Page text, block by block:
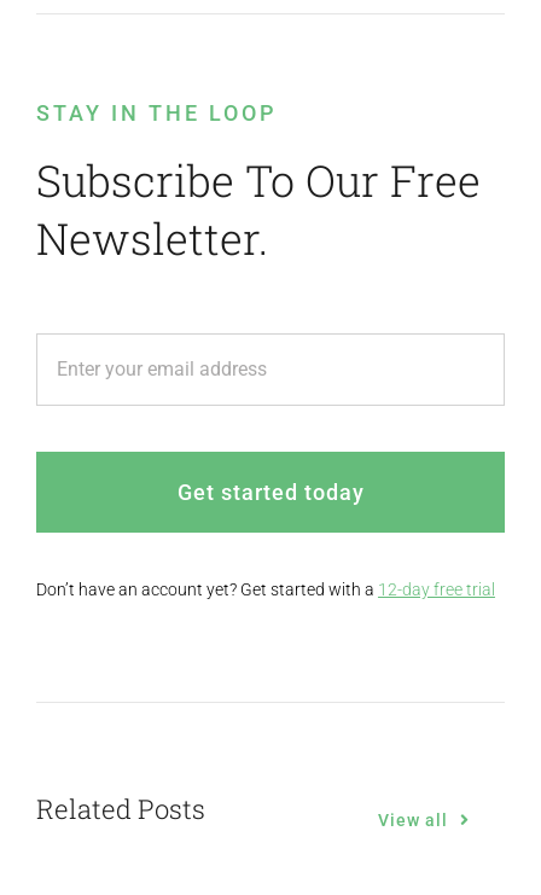
STAY IN THE LOOP
Subscribe To Our Free
Newsletter.
Get started today
Don’t have an account yet? Get started with a 12-day free trial
Related Posts View all